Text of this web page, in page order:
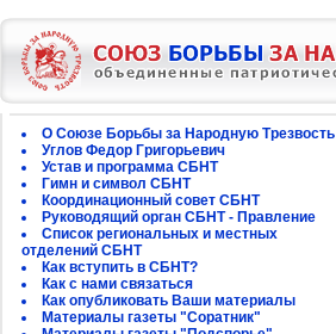
О Союзе Борьбы за Народную Трезвость
Углов Федор Григорьевич
Устав и программа СБНТ
Гимн и символ СБНТ
Координационный совет СБНТ
Руководящий орган СБНТ - Правление
Список региональных и местных
отделений СБНТ
Как вступить в СБНТ?
Как с нами связаться
Как опубликовать Ваши материалы
Материалы газеты "Соратник"